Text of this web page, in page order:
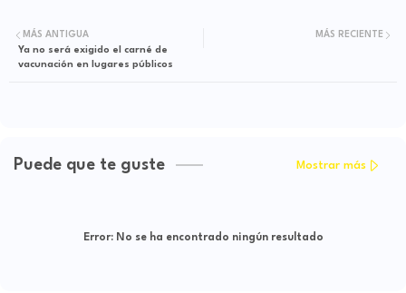
MÁS RECIENTE
MÁS ANTIGUA
Ya no será exigido el carné de
vacunación en lugares públicos
Puede que te guste Mostrar más
Error:No se ha encontrado ningún resultado